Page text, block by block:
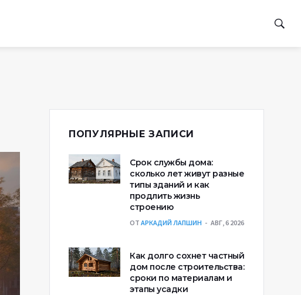
ПОПУЛЯРНЫЕ ЗАПИСИ
Срок службы дома:
сколько лет живут разные
типы зданий и как
продлить жизнь
строению
ОТ АРКАДИЙ ЛАПШИН АВГ, 6 2026
Как долго сохнет частный
дом после строительства:
сроки по материалам и
этапы усадки